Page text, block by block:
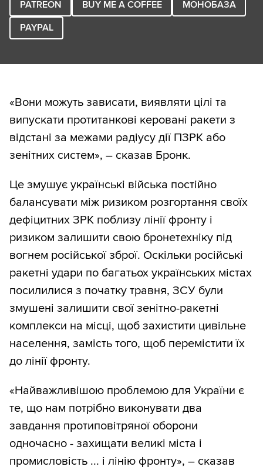
PATREON BUY ME A COFFEE
МОНОБАЗА
PAYPAL
«Вони можуть зависати, виявляти цілі та
випускати протитанкові керовані ракети з
відстані за межами радіусу дії ПЗРК або
зенітних систем», – сказав Бронк.
Це змушує українські війська постійно
балансувати між ризиком розгортання своїх
дефіцитних ЗРК поблизу лінії фронту і
ризиком залишити свою бронетехніку під
вогнем російської зброї. Оскільки російські
ракетні удари по багатьох українських містах
посилилися з початку травня, ЗСУ були
змушені залишити свої зенітно-ракетні
комплекси на місці, щоб захистити цивільне
населення, замість того, щоб перемістити їх
до лінії фронту.
«Найважливішою проблемою для України є
те, що нам потрібно виконувати два
завдання протиповітряної оборони
одночасно - захищати великі міста і
промисловість ... і лінію фронту», – сказав